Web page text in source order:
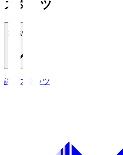
スタッツ
2026/27
詳細スタッツ